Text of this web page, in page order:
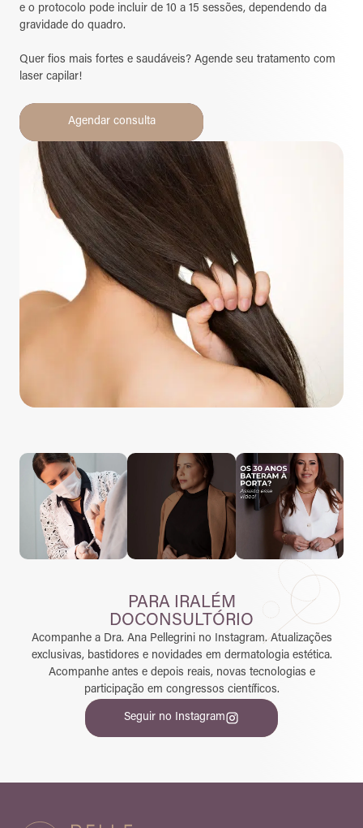
e o protocolo pode incluir de 10 a 15 sessões, dependendo da
gravidade do quadro.
Quer fios mais fortes e saudáveis? Agende seu tratamento com
laser capilar!
Agendar consulta
PARA IRALÉM
DOCONSULTÓRIO
Acompanhe a Dra. Ana Pellegrini no Instagram. Atualizações
exclusivas, bastidores e novidades em dermatologia estética.
Acompanhe antes e depois reais, novas tecnologias e
participação em congressos científicos.
Seguir no Instagram